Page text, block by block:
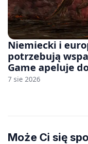
Niemiecki i
potrzebują
Game apeluje
7 sie 2026
Może Ci się